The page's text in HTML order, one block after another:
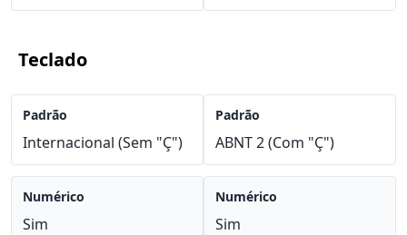
Teclado
Padrão
Internacional (Sem "Ç")
Numérico
Sim
Padrão
ABNT 2 (Com "Ç")
Numérico
Sim